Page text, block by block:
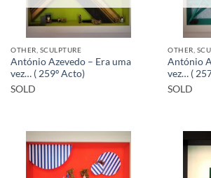
OTHER, SCULPTURE
António Azevedo – Era uma
vez… ( 259º Acto)
SOLD
OTHER,
António
vez… (
SOLD